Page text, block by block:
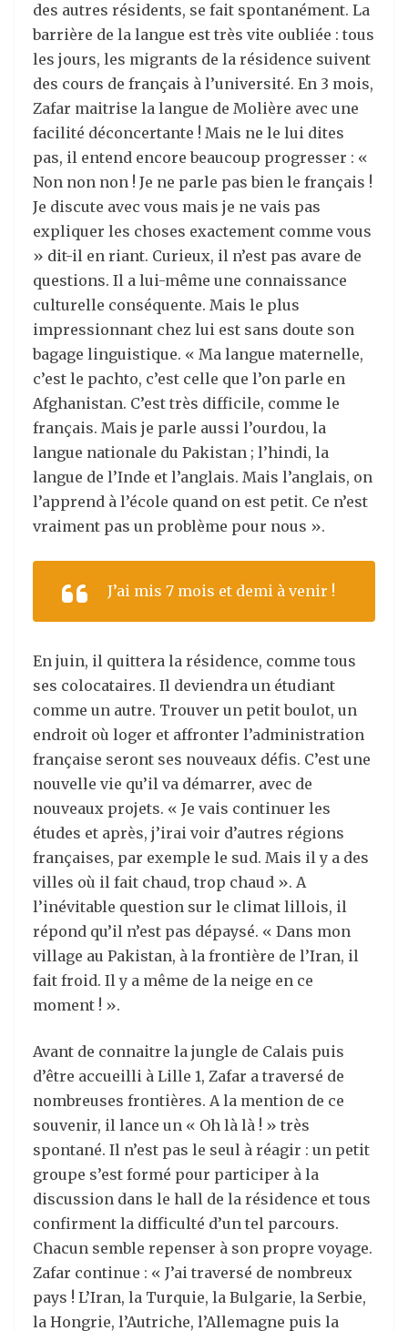
des autres résidents, se fait spontanément. La
barrière de la langue est très vite oubliée : tous
les jours, les migrants de la résidence suivent
des cours de français à l’université. En 3 mois,
Zafar maitrise la langue de Molière avec une
facilité déconcertante ! Mais ne le lui dites
pas, il entend encore beaucoup progresser : «
Non non non ! Je ne parle pas bien le français !
Je discute avec vous mais je ne vais pas
expliquer les choses exactement comme vous
» dit-il en riant. Curieux, il n’est pas avare de
questions. Il a lui-même une connaissance
culturelle conséquente. Mais le plus
impressionnant chez lui est sans doute son
bagage linguistique. « Ma langue maternelle,
c’est le pachto, c’est celle que l’on parle en
Afghanistan. C’est très difficile, comme le
français. Mais je parle aussi l’ourdou, la
langue nationale du Pakistan ; l’hindi, la
langue de l’Inde et l’anglais. Mais l’anglais, on
l’apprend à l’école quand on est petit. Ce n’est
vraiment pas un problème pour nous ».
J’ai mis 7 mois et demi à venir !
En juin, il quittera la résidence, comme tous
ses colocataires. Il deviendra un étudiant
comme un autre. Trouver un petit boulot, un
endroit où loger et affronter l’administration
française seront ses nouveaux défis. C’est une
nouvelle vie qu’il va démarrer, avec de
nouveaux projets. « Je vais continuer les
études et après, j’irai voir d’autres régions
françaises, par exemple le sud. Mais il y a des
villes où il fait chaud, trop chaud ». A
l’inévitable question sur le climat lillois, il
répond qu’il n’est pas dépaysé. « Dans mon
village au Pakistan, à la frontière de l’Iran, il
fait froid. Il y a même de la neige en ce
moment ! ».
Avant de connaitre la jungle de Calais puis
d’être accueilli à Lille 1, Zafar a traversé de
nombreuses frontières. A la mention de ce
souvenir, il lance un « Oh là là ! » très
spontané. Il n’est pas le seul à réagir : un petit
groupe s’est formé pour participer à la
discussion dans le hall de la résidence et tous
confirment la difficulté d’un tel parcours.
Chacun semble repenser à son propre voyage.
Zafar continue : « J’ai traversé de nombreux
pays ! L’Iran, la Turquie, la Bulgarie, la Serbie,
la Hongrie, l’Autriche, l’Allemagne puis la